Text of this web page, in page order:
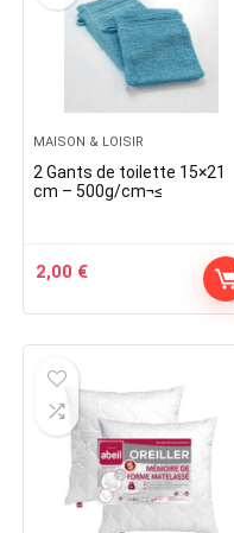
MAISON & LOISIR
2 Gants de toilette 15×21
cm – 500g/cm¬≤
2,00 €